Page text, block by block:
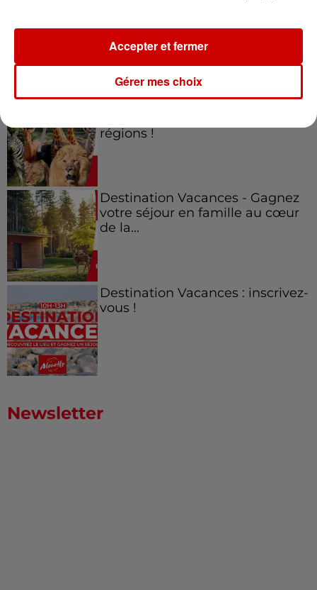
à Coulon !
Le Duel - Gagnez vos entrées
régions !
Destination Vacances - Gagnez
votre séjour en famille au cœur
de la...
Destination Vacances : inscrivez-
vous !
Newsletter
Gérer mes choix
Accepter et fermer